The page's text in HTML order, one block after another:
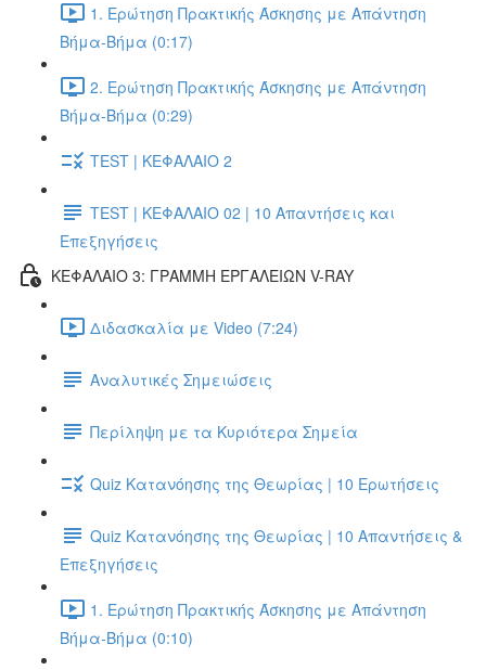
1. Ερώτηση Πρακτικής Άσκησης με Απάντηση
Βήμα-Βήμα (0:17)
2. Ερώτηση Πρακτικής Άσκησης με Απάντηση
Βήμα-Βήμα (0:29)
TEST | ΚΕΦΑΛΑΙΟ 2
TEST | ΚΕΦΑΛΑΙΟ 02 | 10 Απαντήσεις και
Επεξηγήσεις
ΚΕΦΑΛΑΙΟ 3: ΓΡΑΜΜΗ ΕΡΓΑΛΕΙΩΝ V-RAY
Διδασκαλία με Video (7:24)
Αναλυτικές Σημειώσεις
Περίληψη με τα Κυριότερα Σημεία
Quiz Κατανόησης της Θεωρίας | 10 Ερωτήσεις
Quiz Κατανόησης της Θεωρίας | 10 Απαντήσεις &
Επεξηγήσεις
1. Ερώτηση Πρακτικής Άσκησης με Απάντηση
Βήμα-Βήμα (0:10)